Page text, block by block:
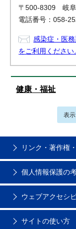
〒500-8309 岐
電話番号：058-
感染症・医
をご利用ください
健康・福祉
表示
リンク・著作権
個人情報保護の
ウェブアクセシ
サイトの使い方